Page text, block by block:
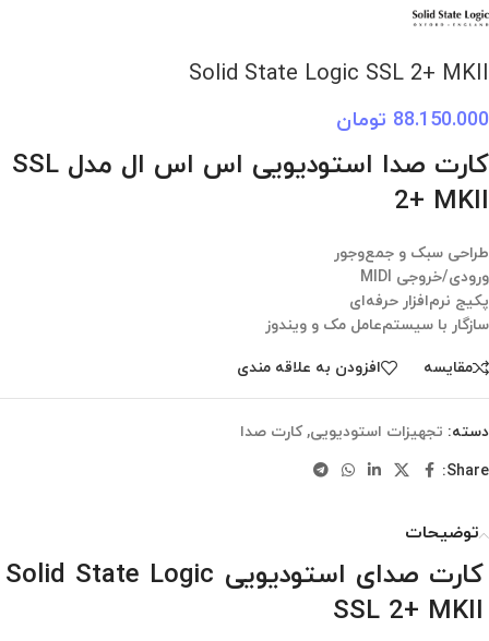
Solid State Logic SSL 2+ MKII
88.150.000 تومان
کارت صدا استودیویی اس اس ال مدل SSL
2+ MKII
طراحی سبک و جمع‌وجور
ورودی/خروجی MIDI
پکیج نرم‌افزار حرفه‌ای
سازگار با سیستم‌عامل مک و ویندوز
مقایسه افزودن به علاقه مندی
دسته: تجهیزات استودیویی, کارت صدا
Share:
توضیحات
کارت صدای استودیویی Solid State Logic
SSL 2+ MKII